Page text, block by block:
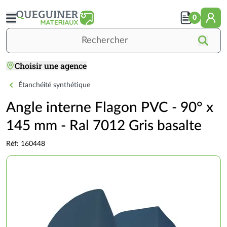
au
contenu
Choisir une agence
0
Accueil
TOITURE
COUVERTURE
Étanchéité
Étanchéité synthétique
Angle interne Flagon PVC - 90° x
145 mm - Ral 7012 Gris basalte
Réf: 160448